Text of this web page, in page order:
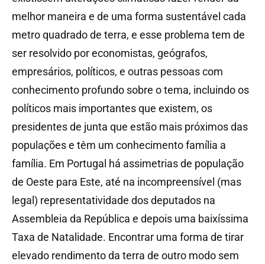
melhor maneira e de uma forma sustentável cada
metro quadrado de terra, e esse problema tem de
ser resolvido por economistas, geógrafos,
empresários, políticos, e outras pessoas com
conhecimento profundo sobre o tema, incluindo os
políticos mais importantes que existem, os
presidentes de junta que estão mais próximos das
populações e têm um conhecimento família a
família. Em Portugal há assimetrias de população
de Oeste para Este, até na incompreensível (mas
legal) representatividade dos deputados na
Assembleia da República e depois uma baixíssima
Taxa de Natalidade. Encontrar uma forma de tirar
elevado rendimento da terra de outro modo sem